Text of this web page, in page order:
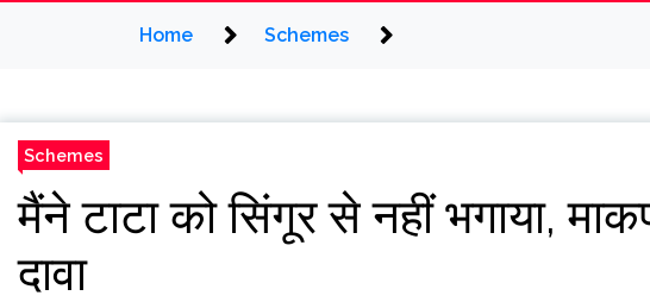
Home Schemes
Schemes
मैंने टाटा को सिंगूर से नहीं भगाया,
दावा